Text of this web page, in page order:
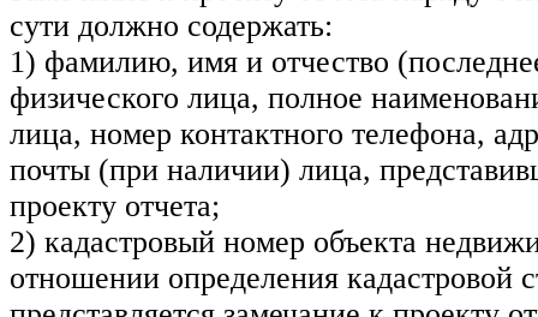
сути должно содержать:
1) фамилию, имя и отчество
физического лица, полное
лица, номер контактного телефона,
почты (при наличии) лица,
проекту отчета;
2) кадастровый номер объекта
отношении определения кадастровой